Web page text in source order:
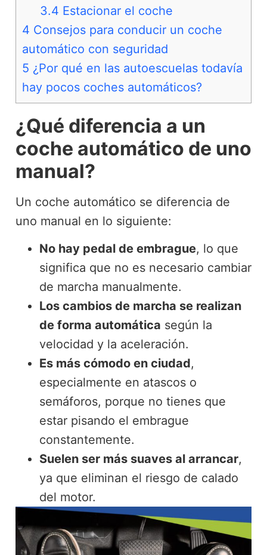
3.4 Estacionar el coche
4 Consejos para conducir un coche
automático con seguridad
5 ¿Por qué en las autoescuelas todavía
hay pocos coches automáticos?
¿Qué diferencia a un
coche automático de uno
manual?
Un coche automático se diferencia de
uno manual en lo siguiente:
No hay pedal de embrague, lo que
significa que no es necesario cambiar
de marcha manualmente.
Los cambios de marcha se realizan
de forma automática según la
velocidad y la aceleración.
Es más cómodo en ciudad,
especialmente en atascos o
semáforos, porque no tienes que
estar pisando el embrague
constantemente.
Suelen ser más suaves al arrancar,
ya que eliminan el riesgo de calado
del motor.